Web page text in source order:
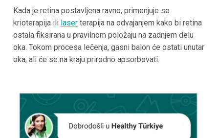
Kada je retina postavljena ravno, primenjuje se
krioterapija ili laserterapija na odvajanjem kako bi retina
ostala fiksirana u pravilnom položaju na zadnjem delu
oka. Tokom procesa lečenja, gasni balon će ostati unutar
oka, ali će se na kraju prirodno apsorbovati.